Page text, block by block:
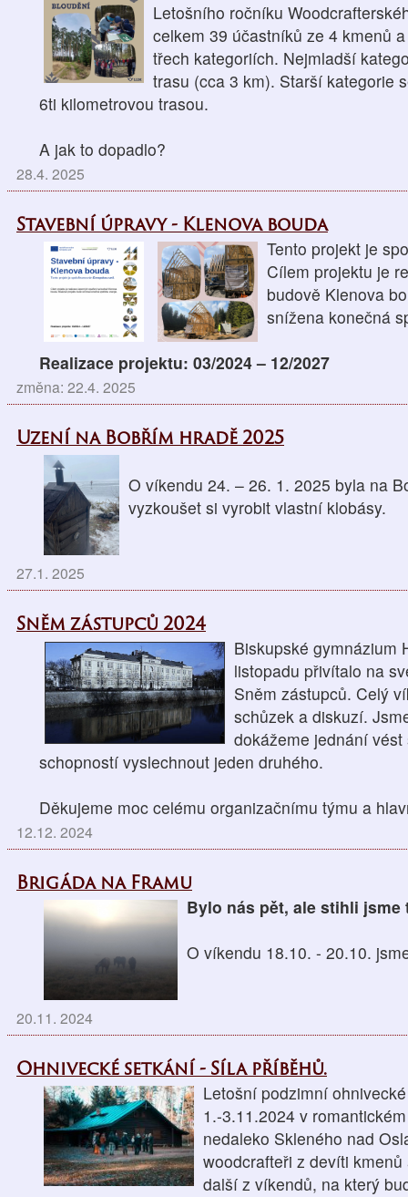
Letošního ročníku
celkem 39 účastníků ze 4 kmenů
třech kategoriích. Nejmladší
trasu (cca 3 km). Starší kategorie
6ti kilometrovou trasou.
A jak to dopadlo?
28.4. 2025
Stavební úpravy - Klenova bouda
Tento projekt je
Cílem projektu je
budově Klenova
snížena konečná
Realizace projektu: 03/2024 – 12/2027
změna: 22.4. 2025
Uzení na Bobřím hradě 2025
O víkendu 24. – 26. 1. 2025 byla na
vyzkoušet si vyrobit vlastní klobásy.
27.1. 2025
Sněm zástupců 2024
Biskupské gymnázium
listopadu přivítalo na
Sněm zástupců. Celý
schůzek a diskuzí.
dokážeme jednání
schopností vyslechnout jeden druhého.
Děkujeme moc celému organizačnímu týmu a
12.12. 2024
Brigáda na Framu
Bylo nás pět, ale stihli
O víkendu 18.10. - 20.10.
20.11. 2024
Ohnivecké setkání - Síla příběhů.
Letošní podzimní
1.-3.11.2024 v
nedaleko Skleného nad
woodcrafteři z devíti
další z víkendů, na který